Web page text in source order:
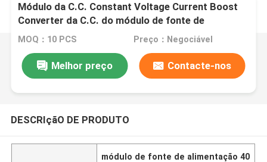
Módulo da C.C. Constant Voltage Current Boost
Converter da C.C. do módulo de fonte de
alimentação de 1800W 40A
MOQ：10 PCS Preço：Negociável
Melhor preço Contacte-nos
DESCRIçãO DE PRODUTO
módulo de fonte de alimentação 40